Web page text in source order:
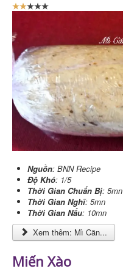
B
đ
á
n
h
g
á
Nguồn: BNN Recipe
Độ Khó: 1/5
Thời Gian Chuẩn Bị: 5mn
Thời Gian Nghĩ: 5mn
Thời Gian Nấu: 10mn
Xem thêm: Mì Căn...
Miến Xào